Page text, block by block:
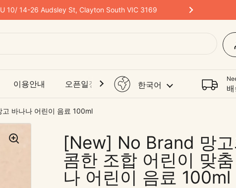
10/ 14-26 Audsley St, Clayton South VIC 3169 다음
이용안내 오픈일정 해상택배
언어
한국어
바나나 어린이 음료 100ml
[New] No Brand 망
콤한 조합 어린이 맞
나 어린이 음료 100ml